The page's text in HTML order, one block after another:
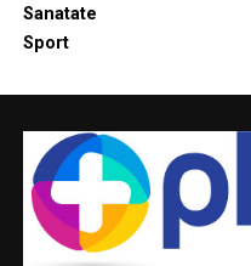
Sanatate
Sport